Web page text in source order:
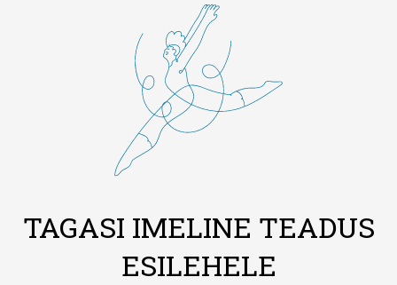
TAGASI IMELINE TEADUS
ESILEHELE